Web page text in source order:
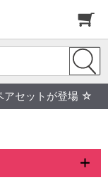
アセットが登場 ☆